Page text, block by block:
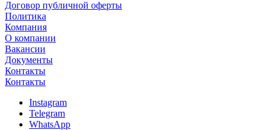
Договор публичной оферты
Политика
Компания
О компании
Вакансии
Документы
Контакты
Контакты
Instagram
Telegram
WhatsApp